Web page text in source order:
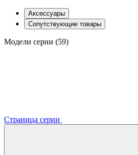
Аксессуары
Сопутствующие товары
Модели серии (59)
Страница серии